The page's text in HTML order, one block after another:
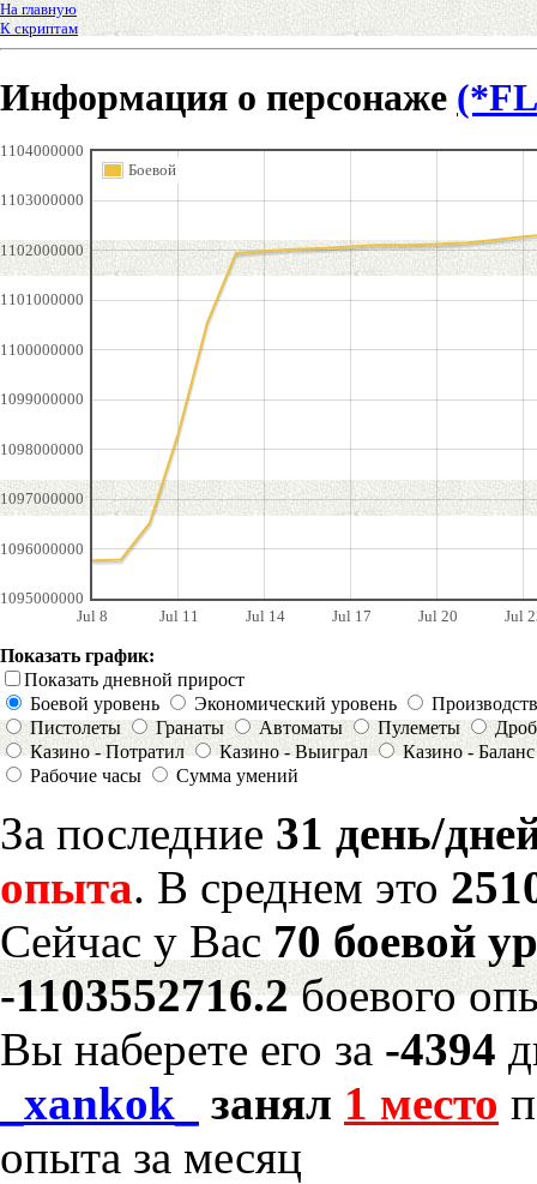
На главную
К скриптам
Информация о персонаже
Jul 8 Jul 11 Jul 14 Jul 17 Jul 20 Jul
1095000000
1096000000
1097000000
1098000000
1099000000
1100000000
1101000000
1102000000
1103000000
1104000000
Боевой
Показать график:
Показать дневной прирост
Боевой уровень
Экономический уровень
Пистолеты
Гранаты Автоматы Пулеметы
Казино - Потратил
Казино - Выиграл
Казино - Баланс
Рабочие часы
Сумма умений
За последние 31 день/
опыта. В среднем это
Сейчас у Вас 70 боевой
-1103552716.2боевого
Вы наберете его за -4394
_xankok_
занял 1 место
опыта за месяц